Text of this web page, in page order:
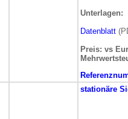
Unterlagen:
Datenblatt
Preis: vs
stationäre